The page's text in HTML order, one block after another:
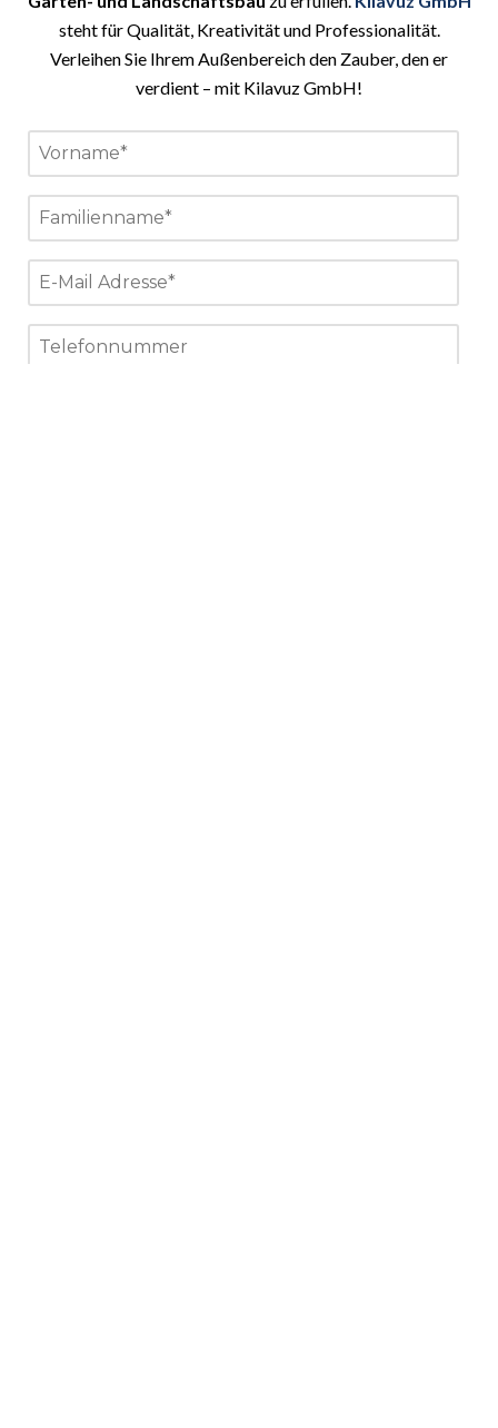
steht für Qualität, Kreativität und Professionalität.
Verleihen Sie Ihrem Außenbereich den Zauber, den er
verdient – mit Kilavuz GmbH!